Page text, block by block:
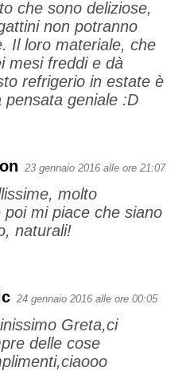
che sono deliziose,
non potranno
Il loro materiale, che
mesi freddi e dà
refrigerio in estate è
pensata geniale :D
23 gennaio 2016 alle ore 21:07
molto
poi mi piace che siano
naturali!
24 gennaio 2016 alle ore 00:05
Greta,ci
delle cose